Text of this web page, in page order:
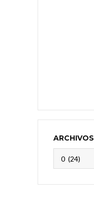
ARCHIVOS